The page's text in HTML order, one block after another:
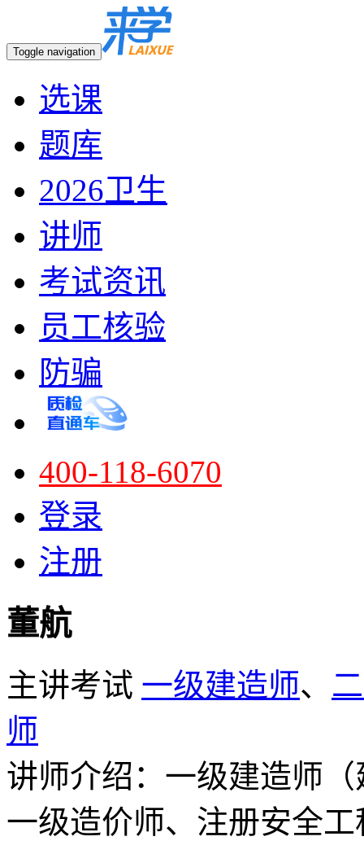
Toggle navigation
选课
题库
2026卫生
讲师
考试资讯
员工核验
防骗
400-118-6070
登录
注册
董航
主讲考试 一级建造师、
师
讲师介绍：一级建造师
一级造价师、注册安全